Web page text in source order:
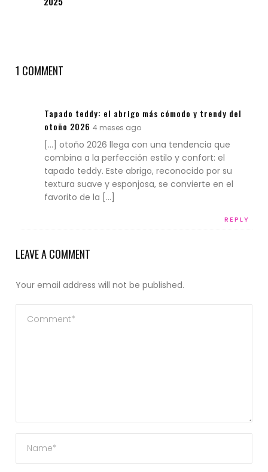
1 COMMENT
Tapado teddy: el abrigo más cómodo y trendy del
otoño 2026 4 meses ago
REPLY
[…] otoño 2026 llega con una tendencia que
combina a la perfección estilo y confort: el
tapado teddy. Este abrigo, reconocido por su
textura suave y esponjosa, se convierte en el
favorito de la […]
LEAVE A COMMENT
Your email address will not be published.